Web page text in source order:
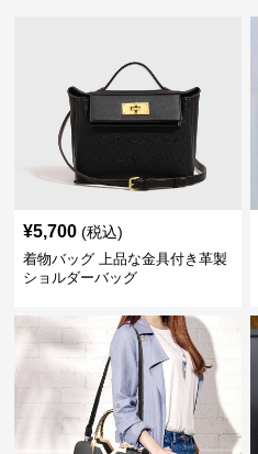
¥5,700 (税込)
着物バッグ 上品な金具付き革製
ショルダーバッグ